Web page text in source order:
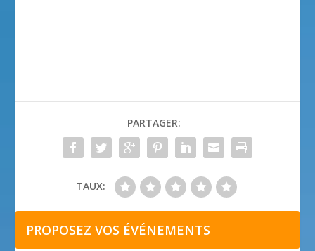
PARTAGER:
TAUX:
PROPOSEZ VOS ÉVÉNEMENTS